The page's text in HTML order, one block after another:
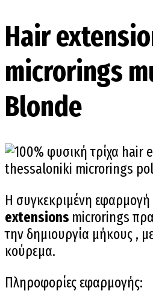
Hair
microrings
Blonde
Η συγκεκριμένη εφαρμογή
extensions microrings
την δημιουργία μήκους ,
κούρεμα.
Πληροφορίες εφαρμογής: